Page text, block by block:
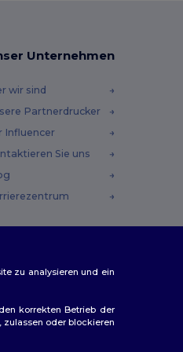
Unternehmen
wir sind
Partnerdrucker
Influencer
Sie uns
zu analysieren und ein
korrekten Betrieb der
zulassen oder blockieren